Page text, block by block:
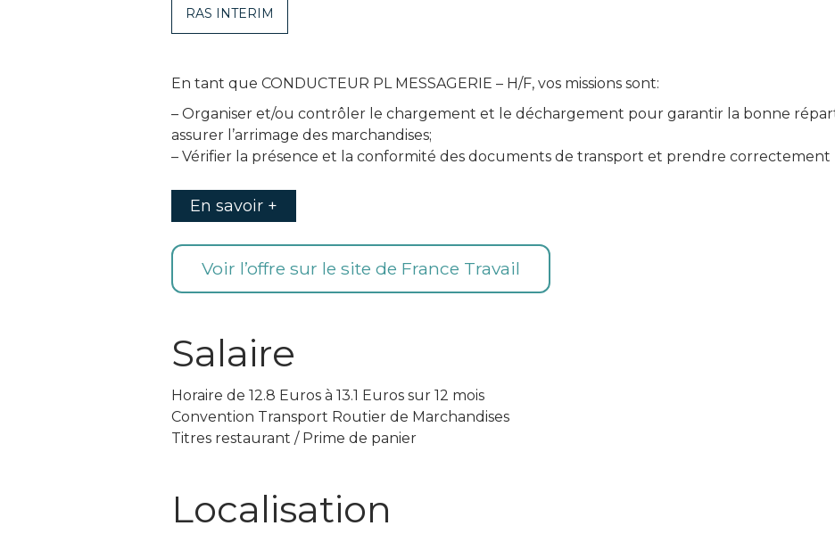
RAS INTERIM
En tant que CONDUCTEUR PL MESSAGERIE – H/F, vos missions sont:
– Organiser et/ou contrôler le chargement et le déchargement pour garantir la bonne
assurer l’arrimage des marchandises;
– Vérifier la présence et la conformité des documents de transport et prendre correctement
En savoir +
Voir l’offre sur le site de France Travail
Salaire
Horaire de 12.8 Euros à 13.1 Euros sur 12 mois
Convention Transport Routier de Marchandises
Titres restaurant / Prime de panier
Localisation